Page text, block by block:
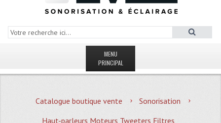
MENU
PRINCIPAL
MAGASIN
Catalogue boutique vente
Sonorisation
Haut-parleurs Moteurs Tweeters Filtres